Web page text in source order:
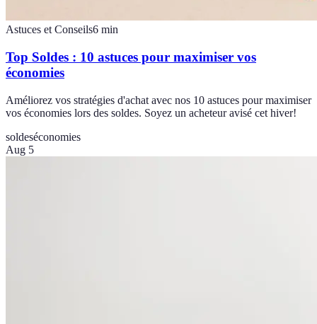
Astuces et Conseils6 min
Top Soldes : 10 astuces pour maximiser vos
économies
Améliorez vos stratégies d'achat avec nos 10 astuces pour maximiser
vos économies lors des soldes. Soyez un acheteur avisé cet hiver!
soldeséconomies
Aug 5